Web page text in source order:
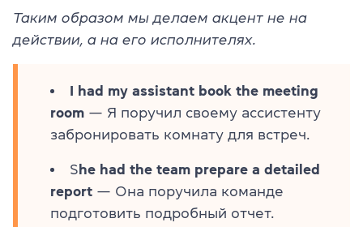
Таким образом мы делаем акцент не на
действии, а на его исполнителях.
I had my assistant book the meeting
room — Я поручил своему ассистенту
забронировать комнату для встреч.
S he had the team prepare a detailed
report — Она поручила команде
подготовить подробный отчет.